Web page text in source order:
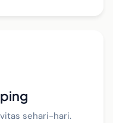
sehari-hari.